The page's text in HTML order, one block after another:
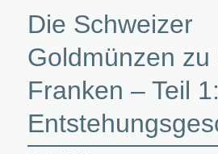
Die Schweizer
Goldmünzen
Franken – Teil